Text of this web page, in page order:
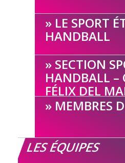
LE SPORT
HANDBALL
SECTION
HANDBALL –
FÉLIX DEL
MEMBRES
LES ÉQUIPES